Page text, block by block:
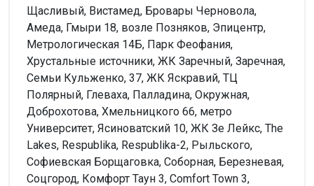
Щасливый, Вистамед, Бровары Черновола,
Амеда, Гмыри 18, возле Позняков, Эпицентр,
Метрологическая 14Б, Парк Феофания,
Хрустальные источники, ЖК Заречный, Заречная,
Семьи Кульженко, 37, ЖК Яскравий, ТЦ
Полярный, Глеваха, Палладина, Окружная,
Доброхотова, Хмельницкого 66, метро
Университет, Ясиноватский 10, ЖК Зе Лейкс, The
Lakes, Respublika, Respublika-2, Рыльского,
Софиевская Борщаговка, Соборная, Березневая,
Соцгород, Комфорт Таун 3, Comfort Town 3,